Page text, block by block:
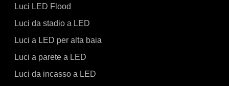
Luci LED Flood
Luci da stadio a LED
Luci a LED per alta baia
Luci a parete a LED
Luci da incasso a LED